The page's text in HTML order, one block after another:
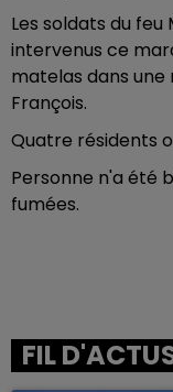
Les soldats du
intervenus ce
matelas dans
François.
Quatre résidents
Personne n'a été
fumées.
FIL